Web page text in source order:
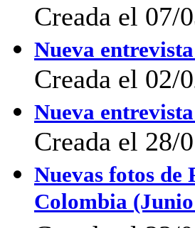
Creada el 07/
Nueva
Creada el
Nueva
Creada el
Nuevas fotos
Colombia